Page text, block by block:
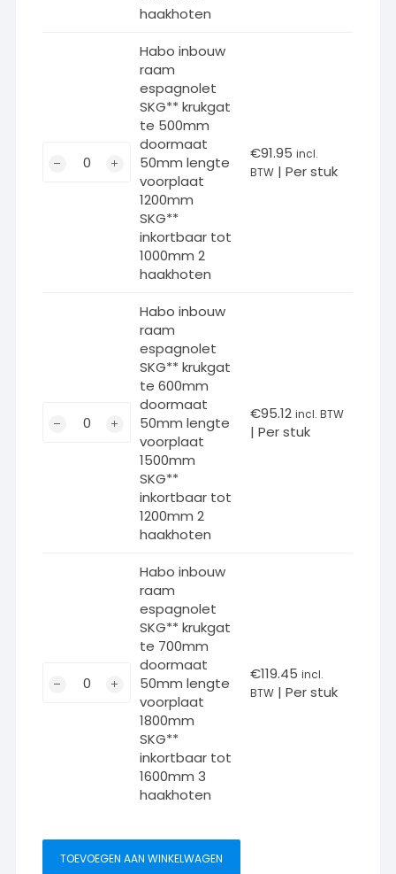
SKG**
haakhoten
inbouw
SKG**
Habo inbouw
raam
espagnolet
SKG** krukgat
te 500mm
doormaat
50mm lengte
voorplaat
1200mm
SKG**
inkortbaar tot
1000mm 2
haakhoten
€91.95 incl.
BTW | Per stuk
inbouw
SKG**
Habo inbouw
raam
espagnolet
SKG** krukgat
te 600mm
doormaat
50mm lengte
voorplaat
1500mm
SKG**
inkortbaar tot
1200mm 2
haakhoten
€95.12 incl. BTW
| Per stuk
inbouw
doormaat
50mm
Habo inbouw
raam
espagnolet
SKG** krukgat
te 700mm
doormaat
50mm lengte
voorplaat
1800mm
SKG**
inkortbaar tot
1600mm 3
haakhoten
€119.45 incl.
BTW | Per stuk
TOEVOEGEN AAN WINKELWAGEN